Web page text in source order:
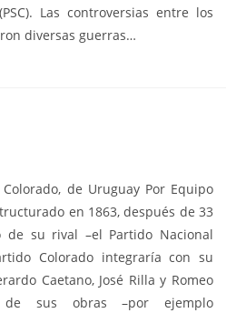
Las controversias entre los
diversas guerras…
Colorado, de Uruguay Por Equipo
en 1863, después de 33
de su rival –el Partido Nacional
Colorado integraría con su
Caetano, José Rilla y Romeo
sus obras –por ejemplo